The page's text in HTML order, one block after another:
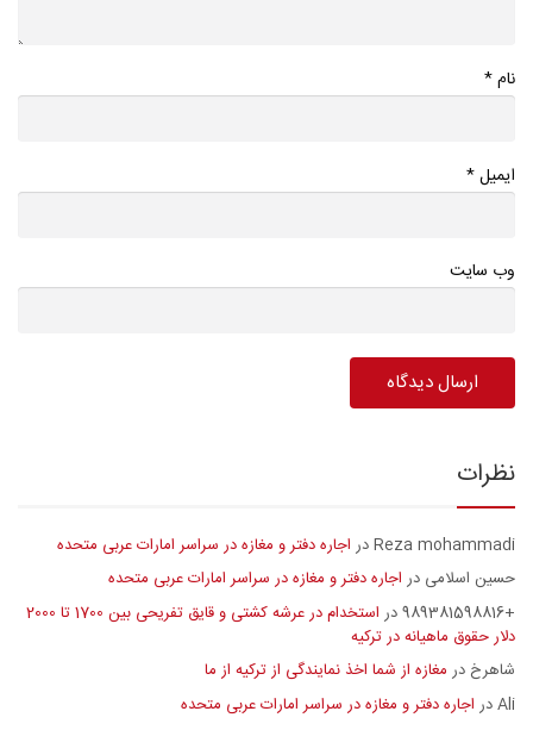
نام*
ایمیل*
وب سایت
نظرات
Reza mohammadiدر اجاره دفتر و مغازه در سراسر امارات عربی متحده
حسین اسلامی در اجاره دفتر و مغازه در سراسر امارات عربی متحده
+989381598816
در
استخدام در عرشه کشتی و قایق تفریحی بین 1700 تا 2000
دلار حقوق ماهیانه در ترکیه
شاهرخ در مغازه از شما اخذ نمایندگی از ترکیه از ما
Aliدر اجاره دفتر و مغازه در سراسر امارات عربی متحده